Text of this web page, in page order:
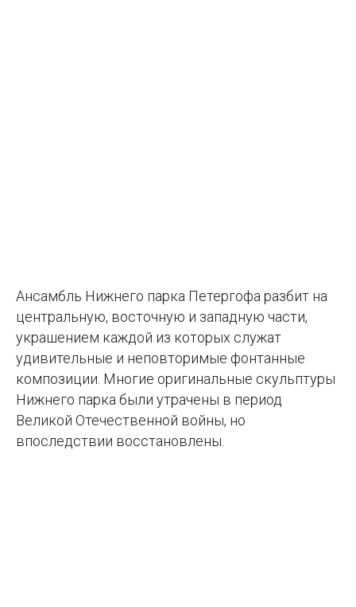
Ансамбль Нижнего парка Петергофа разбит на
центральную, восточную и западную части,
украшением каждой из которых служат
удивительные и неповторимые фонтанные
композиции. Многие оригинальные скульптуры
Нижнего парка были утрачены в период
Великой Отечественной войны, но
впоследствии восстановлены.